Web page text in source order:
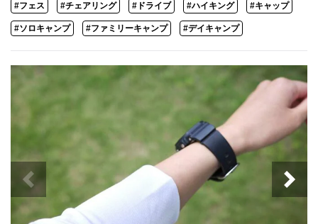
#フェス #チェアリング #ドライブ #ハイキング #キャップ
#ソロキャンプ #ファミリーキャンプ #デイキャンプ